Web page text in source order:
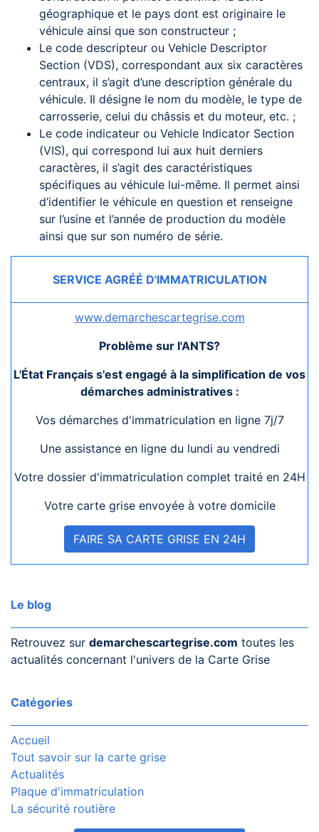
géographique et le pays dont est originaire le
véhicule ainsi que son constructeur ;
Le code descripteur ou Vehicle Descriptor
Section (VDS), correspondant aux six caractères
centraux, il s’agit d’une description générale du
véhicule. Il désigne le nom du modèle, le type de
carrosserie, celui du châssis et du moteur, etc. ;
Le code indicateur ou Vehicle Indicator Section
(VIS), qui correspond lui aux huit derniers
caractères, il s’agit des caractéristiques
spécifiques au véhicule lui-même. Il permet ainsi
d’identifier le véhicule en question et renseigne
sur l’usine et l’année de production du modèle
ainsi que sur son numéro de série.
SERVICE AGRÉÉ D'IMMATRICULATION
www.demarchescartegrise.com
Problème sur l'ANTS?
L'État Français s'est engagé à la simplification de vos
démarches administratives :
Vos démarches d'immatriculation en ligne 7j/7
Une assistance en ligne du lundi au vendredi
Votre dossier d'immatriculation complet traité en 24H
Votre carte grise envoyée à votre domicile
FAIRE SA CARTE GRISE EN 24H
Le blog
Retrouvez sur demarchescartegrise.com toutes les
actualités concernant l'univers de la Carte Grise
Catégories
Accueil
Tout savoir sur la carte grise
Actualités
Plaque d'immatriculation
La sécurité routière